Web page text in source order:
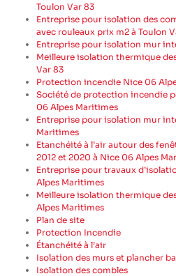
Toulon Var 83
Entreprise pour isolation des
avec rouleaux prix m2 à Toulon
Entreprise pour isolation mur
Meilleure isolation thermique
Var 83
Protection incendie Nice 06
Société de protection incendie
06 Alpes Maritimes
Entreprise pour isolation mur
Maritimes
Etanchéité à l’air autour des
2012 et 2020 à Nice 06 Alpes
Entreprise pour travaux
Alpes Maritimes
Meilleure isolation thermique
Alpes Maritimes
Plan de site
Protection Incendie
Étanchéité à l’air
Isolation des murs et plancher
Isolation des combles